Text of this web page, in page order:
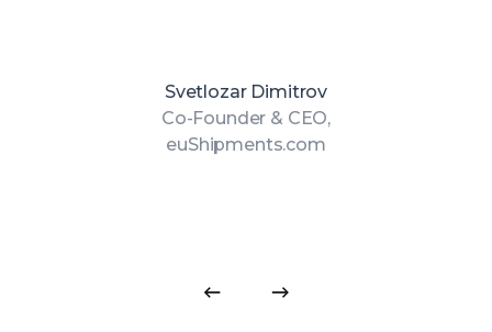
Svetlozar Dimitrov
Co-Founder & CEO,
euShipments.com